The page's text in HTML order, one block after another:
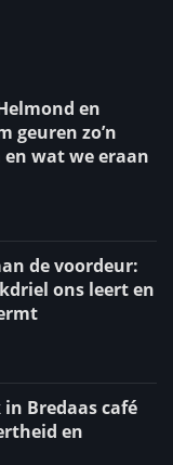
en
geuren zo’n
wat we eraan
de voordeur:
ons leert en
Bredaas café
en